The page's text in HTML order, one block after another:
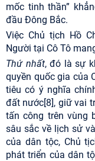
mốc tinh thần”
đầu Đông Bắc.
Việc Chủ tịch Hồ
Người tại Cô Tô
Thứ nhất, đó là sự
quyền quốc gia của
tiêu có ý nghĩa
đất nước[8], giữ vai
tấn công trên vùng
sâu sắc về lịch sử
của dân tộc, Chủ
phát triển của dân